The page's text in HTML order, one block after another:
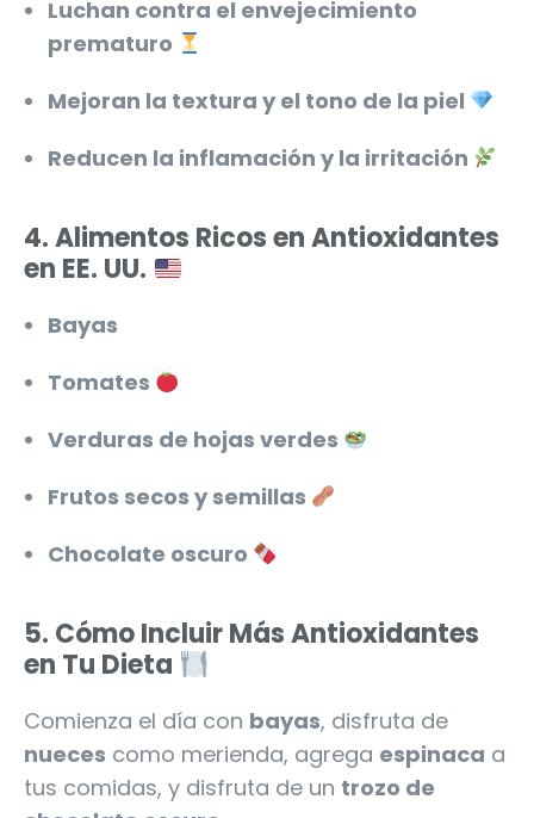
Luchan contra el envejecimiento
prematuro
Mejoran la textura y el tono de la piel
Reducen la inflamación y la irritación
4.Alimentos Ricos en Antioxidantes
en EE. UU.
Bayas
Tomates
Verduras de hojas verdes
Frutos secos y semillas
Chocolate oscuro
5. Cómo Incluir Más Antioxidantes
en Tu Dieta
Comienza el día con bayas, disfruta de
nueces como merienda, agrega espinaca a
tus comidas, y disfruta de un trozo de